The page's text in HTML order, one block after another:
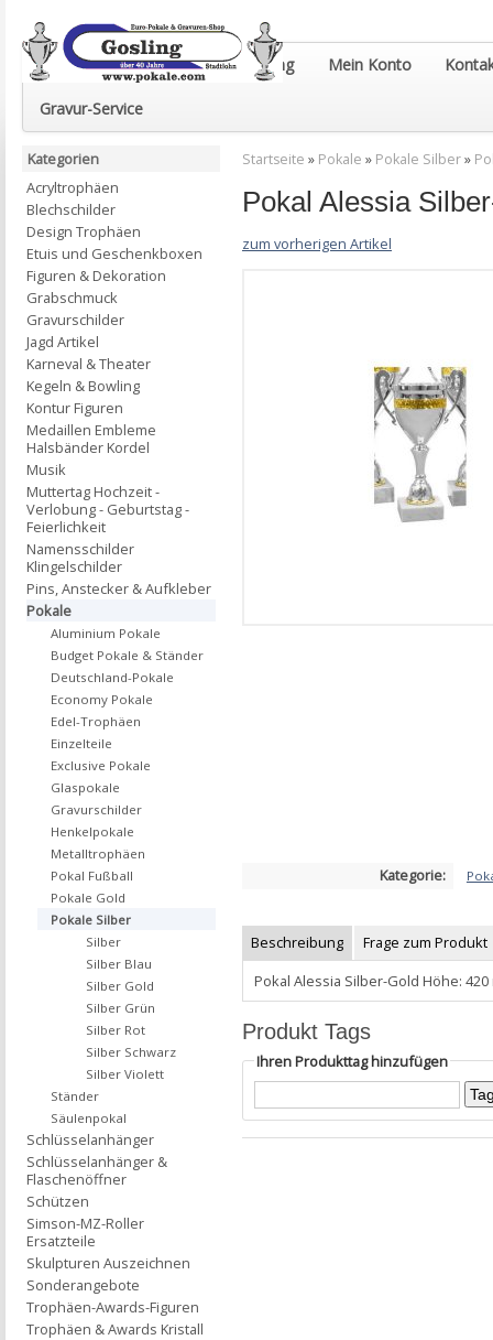
Euro-Pokale & Gravur-Shop Gosling Mein Konto
Gravur-Service
Startseite » Pokale » Pokale Silber»
Pokal Alessia
zum vorherigen Artikel
Kategorie:
Beschreibung
Frage zum Produkt
Pokal Alessia Silber-Gold Höhe:
Produkt Tags
Ihren Produkttag hinzufügen
Kategorien
Acryltrophäen
Blechschilder
Design Trophäen
Etuis und Geschenkboxen
Figuren & Dekoration
Grabschmuck
Gravurschilder
Jagd Artikel
Karneval & Theater
Kegeln & Bowling
Kontur Figuren
Medaillen Embleme
Halsbänder Kordel
Musik
Muttertag Hochzeit -
Verlobung - Geburtstag -
Feierlichkeit
Namensschilder
Klingelschilder
Pins, Anstecker & Aufkleber
Pokale
Aluminium Pokale
Budget Pokale & Ständer
Deutschland-Pokale
Economy Pokale
Edel-Trophäen
Einzelteile
Exclusive Pokale
Glaspokale
Gravurschilder
Henkelpokale
Metalltrophäen
Pokal Fußball
Pokale Gold
Pokale Silber
Silber
Silber Blau
Silber Gold
Silber Grün
Silber Rot
Silber Schwarz
Silber Violett
Ständer
Säulenpokal
Schlüsselanhänger
Schlüsselanhänger &
Flaschenöffner
Schützen
Simson-MZ-Roller
Ersatzteile
Skulpturen Auszeichnen
Sonderangebote
Trophäen-Awards-Figuren
Trophäen & Awards Kristall